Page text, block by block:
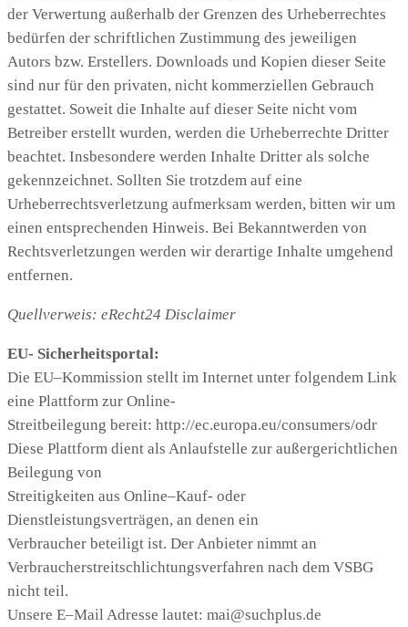
der Verwertung außerhalb der Grenzen des Urheberrechtes
bedürfen der schriftlichen Zustimmung des jeweiligen
Autors bzw. Erstellers. Downloads und Kopien dieser Seite
sind nur für den privaten, nicht kommerziellen Gebrauch
gestattet. Soweit die Inhalte auf dieser Seite nicht vom
Betreiber erstellt wurden, werden die Urheberrechte Dritter
beachtet. Insbesondere werden Inhalte Dritter als solche
gekennzeichnet. Sollten Sie trotzdem auf eine
Urheberrechtsverletzung aufmerksam werden, bitten wir um
einen entsprechenden Hinweis. Bei Bekanntwerden von
Rechtsverletzungen werden wir derartige Inhalte umgehend
entfernen.
Quellverweis: eRecht24 Disclaimer
EU- Sicherheitsportal:
Die EU–Kommission stellt im Internet unter folgendem Link
eine Plattform zur Online-
Streitbeilegung bereit: http://ec.europa.eu/consumers/odr
Diese Plattform dient als Anlaufstelle zur außergerichtlichen
Beilegung von
Streitigkeiten aus Online–Kauf- oder
Dienstleistungsverträgen, an denen ein
Verbraucher beteiligt ist. Der Anbieter nimmt an
Verbraucherstreitschlichtungsverfahren nach dem VSBG
nicht teil.
Unsere E–Mail Adresse lautet: mai@suchplus.de